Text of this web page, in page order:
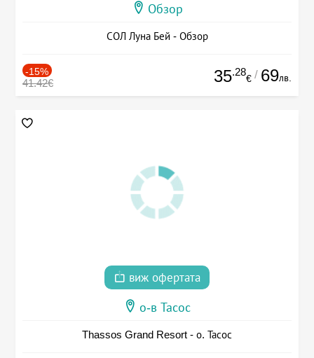
Обзор
СОЛ Луна Бей - Обзор
-15%
41.42€ 35.28
€ / 69лв.
виж офертата
о-в Тасос
Thassos Grand Resort - о. Тасос